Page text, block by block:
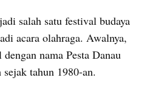
salah satu festival budaya
acara olahraga. Awalnya,
nama Pesta Danau
tahun 1980-an.